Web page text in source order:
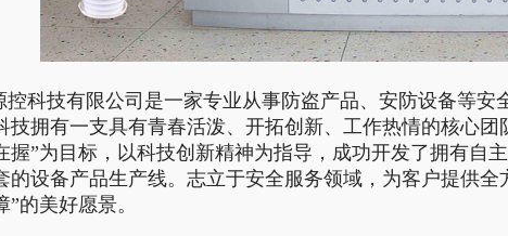
科技有限公司是一家专业从事防盗产品、安防设备等安
技拥有一支具有青春活泼、开拓创新、工作热情的核心
握”为目标，以科技创新精神为指导，成功开发了拥有自
的设备产品生产线。志立于安全服务领域，为客户提供
的美好愿景。